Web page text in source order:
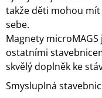
takže děti mohou mít
sebe.
Magnety
ostatními
skvělý doplněk ke
Smysluplná